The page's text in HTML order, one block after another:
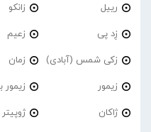
رییل زانکو
زِد پی زعیم
زکی شمس (آبادی) زمان
زیمور زیمور
ژاکان ژوپیتر